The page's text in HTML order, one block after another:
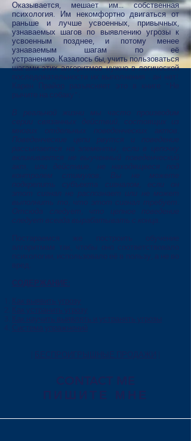
Оказывается, мешает им... собственная
психология. Им некомфортно двигаться от
раньше и лучше усвоенных, привычных,
узнаваемых шагов по выявлению угрозы к
усвоенным позднее, и потому менее
узнаваемым шагам по её
устранению. Казалось бы, учить пользоваться
шагами этих алгоритмов нужно в логической
последовательности их выполнения - ан нет!
Карен Прайор разъясняет это в книге "Не
рычите на собаку":
В реальной жизни мы часто производим
серии связанных действий, состоящих из
многих отдельных поведенческих актов.
Поведенческие цепи рвутся и поведение
рассыпается на элементы, если в цепочку
вклинивается не выученный поведенческий
акт, или действие, не находящееся под
контролем стимулов. Вы не можете
подкрепить субъекта сигналом, если он
этот сигнал не распознает или не может
выполнить то, что этот сигнал требует.
Отсюда следует, что цепное поведение
следует всегда вырабатывать с конца.
Постараемся же построить обучение
алгоритмам так, чтобы оно соответствовало
психологии, использовало её в пользу, а не во
вред.
СОДЕРЖАНИЕ:
Как выявить угрозу
Как устранить угрозу
Как научить выявлять и устранять угрозы
Система упражнений
БЕСПРОИГРЫШНЫЕ ПРОДАЖИ
CONTACT ME
ПИШИТЕ МНЕ